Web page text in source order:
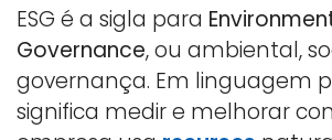
ESG é a sigla para
Governance, ou ambiental,
governança. Em linguagem
significa medir e melhorar